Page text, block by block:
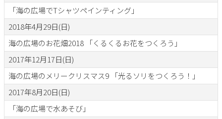
「海の広場でTシャツペインティング」
2018年4月29日(日)
海の広場のお花畑2018 「くるくるお花をつくろう」
2017年12月17日(日)
海の広場のメリークリスマス9 「光るソリをつくろう！」
2017年8月20日(日)
「海の広場で水あそび」